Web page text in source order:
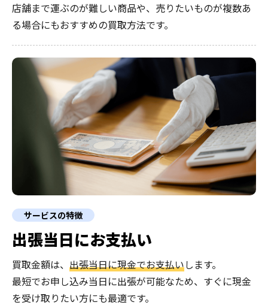
店舗まで運ぶのが難しい商品や、売りたいものが複数あ
る場合にもおすすめの買取方法です。
サービスの特徴
出張当日にお支払い
買取金額は、 出張当日に現金でお支払いします。
最短でお申し込み当日に出張が可能なため、すぐに現金
を受け取りたい方にも最適です。